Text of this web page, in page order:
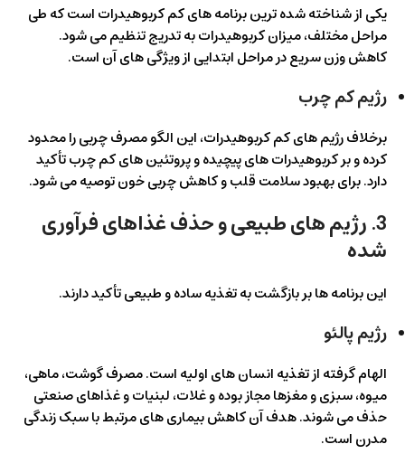
یکی از شناخته شده ترین برنامه های کم کربوهیدرات است که طی
مراحل مختلف، میزان کربوهیدرات به تدریج تنظیم می شود.
کاهش وزن سریع در مراحل ابتدایی از ویژگی های آن است.
رژیم کم چرب
برخلاف رژیم های کم کربوهیدرات، این الگو مصرف چربی را محدود
کرده و بر کربوهیدرات های پیچیده و پروتئین های کم چرب تأکید
دارد. برای بهبود سلامت قلب و کاهش چربی خون توصیه می شود.
3. رژیم های طبیعی و حذف غذاهای فرآوری
شده
این برنامه ها بر بازگشت به تغذیه ساده و طبیعی تأکید دارند.
رژیم پالئو
الهام گرفته از تغذیه انسان های اولیه است. مصرف گوشت، ماهی،
میوه، سبزی و مغزها مجاز بوده و غلات، لبنیات و غذاهای صنعتی
حذف می شوند. هدف آن کاهش بیماری های مرتبط با سبک زندگی
مدرن است.